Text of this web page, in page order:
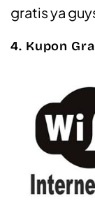
gratis ya
4. Kupon